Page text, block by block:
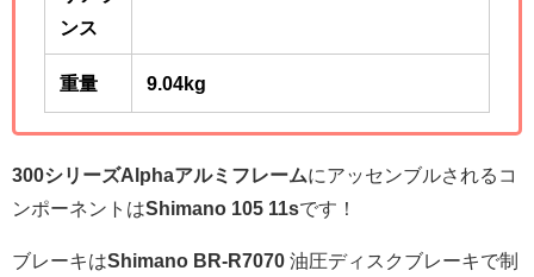
ンス
重量 9.04kg
300シリーズAlphaアルミフレームにアッセンブルされるコ
ンポーネントはShimano 105 11sです！
ブレーキはShimano BR-R7070 油圧ディスクブレーキで制